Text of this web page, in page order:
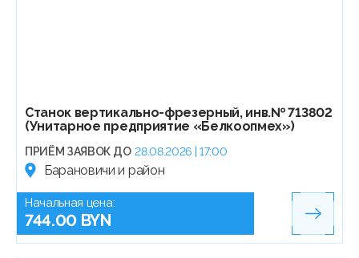
Станок вертикально-фрезерный, инв.№ 713802
(Унитарное предприятие «Белкоопмех»)
ПРИЁМ ЗАЯВОК ДО 28.08.2026 | 17:00
Барановичи и район
Начальная цена:
744.00 BYN